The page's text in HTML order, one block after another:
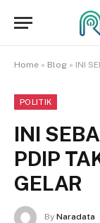
Home » Blog » INI
POLITIK
INI
PDIP
GELAR
By Naradata